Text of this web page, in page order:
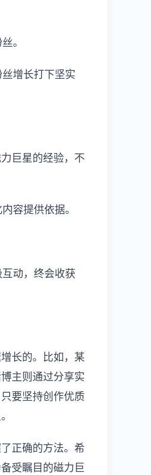
。
增长打下坚实
巨星的经验，不
容提供依据。
动，终会收获
长的。比如，某
主则通过分享实
要坚持创作优质
正确的方法。希
受瞩目的磁力巨